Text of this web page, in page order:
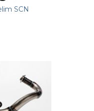
SCN